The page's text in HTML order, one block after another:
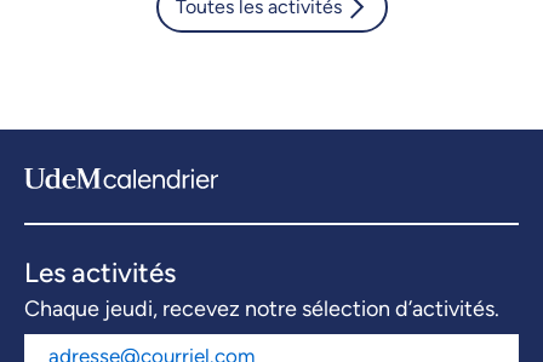
Toutes les activités
Les activités
Chaque jeudi, recevez notre sélection d’activités.